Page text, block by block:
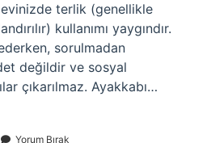
terlik (genellikle
kullanımı yaygındır.
sorulmadan
değildir ve sosyal
çıkarılmaz. Ayakkabı…
Yorum Bırak